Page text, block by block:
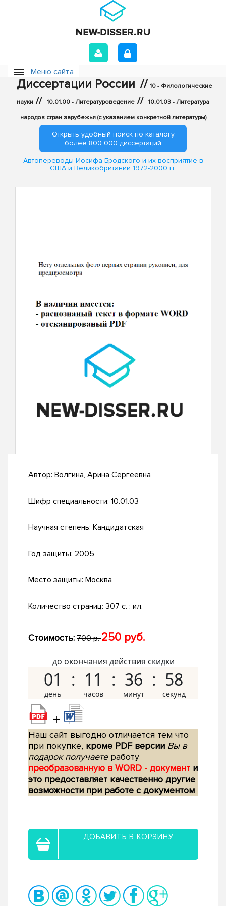
Меню сайта
Диссертации России // 10 - Филологические
науки // 10.01.00 - Литературоведение // 10.01.03 - Литература
народов стран зарубежья (с указанием конкретной литературы)
Открыть удобный поиск по каталогу
более 800 000 диссертаций
Автопереводы Иосифа Бродского и их восприятие в
США и Великобритании 1972-2000 гг.
Автор: Волгина, Арина Сергеевна
Шифр специальности: 10.01.03
Научная степень: Кандидатская
Год защиты: 2005
Место защиты: Москва
Количество страниц: 307 с. : ил.
Стоимость: 700 р.250 руб.
до окончания действия скидки
01 11 36 57
+
Наш сайт выгодно отличается тем что
при покупке, кроме PDF версии Вы в
подарок получаетеработу
преобразованную в WORD - документ и
это предоставляет качественно другие
возможности при работе с документом
ДОБАВИТЬ В КОРЗИНУ